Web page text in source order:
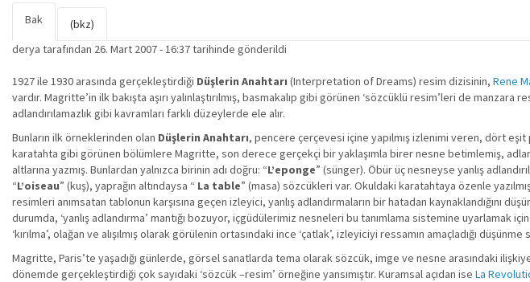
Birincil sekmeler
Bak
sekme)
(bkz)
derya tarafından 26. Mart 2007 - 16:37 tarihinde gönderildi
1927 ile 1930 arasında gerçekleştirdiği Düşlerin Anahtarı (Interpretation of Dreams) resim dizisinin, Rene
vardır. Magritte’in ilk bakışta aşırı yalınlaştırılmış, basmakalıp gibi görünen ‘sözcüklü resim’leri de
adlandırılamazlık gibi kavramları farklı düzeylerde ele alır.
Bunların ilk örneklerinden olan Düşlerin Anahtarı, pencere çerçevesi içine yapılmış izlenimi veren, dört
karatahta gibi görünen bölümlere Magritte, son derece gerçekçi bir yaklaşımla birer nesne betimlemiş,
altlarına yazmış. Bunlardan yalnızca birinin adı doğru: “L’eponge” (sünger). Öbür üç nesneyse yanlış
“L’oiseau” (kuş), yaprağın altındaysa “ La table” (masa) sözcükleri var. Okuldaki karatahtaya özenle
resimleri anımsatan tablonun karşısına geçen izleyici, yanlış adlandırmaların bir hatadan kaynaklandığını
durumda, ‘yanlış adlandırma’ mantığı bozuyor, içgüdülerimiz nesneleri bu tanımlama sistemine uyarlamak
‘kırılma’, olağan ve alışılmış olarak görülenin ortasındaki ince ‘çatlak’, izleyiciyi ressamın amaçladığı
Magritte, Paris’te yaşadığı günlerde, görsel sanatlarda tema olarak sözcük, imge ve nesne arasındaki
dönemde gerçekleştirdiği çok sayıdaki ‘sözcük –resim’ örneğine yansımıştır. Kuramsal açıdan ise La